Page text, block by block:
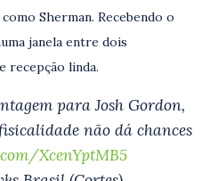
Sherman. Recebendo o
janela entre dois
recepção linda.
para Josh Gordon,
não dá chances
XcenYptMB5